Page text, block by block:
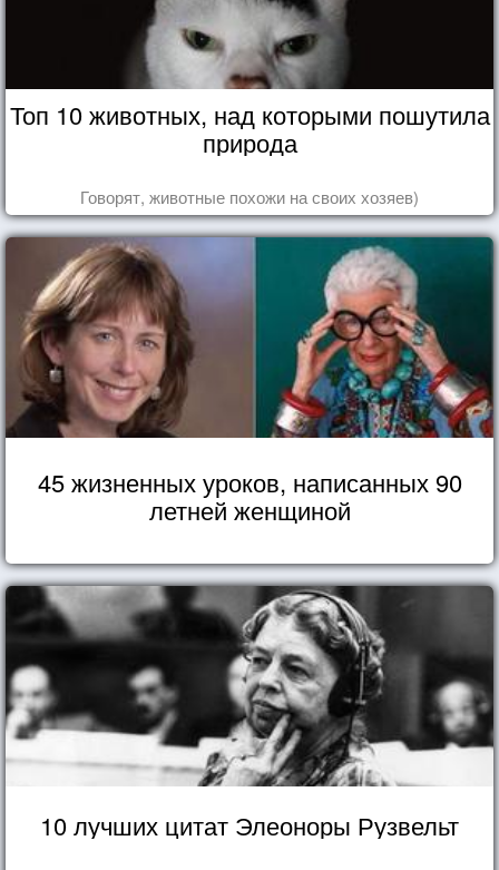
Топ 10 животных, над которыми пошутила
природа
Говорят, животные похожи на своих хозяев)
45 жизненных уроков, написанных 90
летней женщиной
10 лучших цитат Элеоноры Рузвельт